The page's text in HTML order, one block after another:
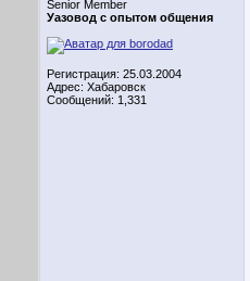
Senior Member
Уазовод с опытом общения
Регистрация: 25.03.2004
Адрес: Хабаровск
Сообщений: 1,331